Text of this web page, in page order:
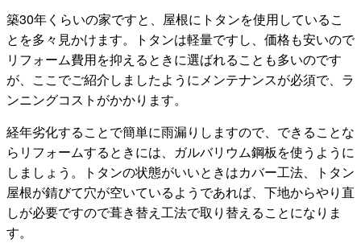
築30年くらいの家ですと、屋根にトタンを使用しているこ
とを多々見かけます。トタンは軽量ですし、価格も安いので
リフォーム費用を抑えるときに選ばれることも多いのです
が、ここでご紹介しましたようにメンテナンスが必須で、ラ
ンニングコストがかかります。
経年劣化することで簡単に雨漏りしますので、できることな
らリフォームするときには、ガルバリウム鋼板を使うように
しましょう。トタンの状態がいいときはカバー工法、トタン
屋根が錆びて穴が空いているようであれば、下地からやり直
しが必要ですので葺き替え工法で取り替えることになりま
す。